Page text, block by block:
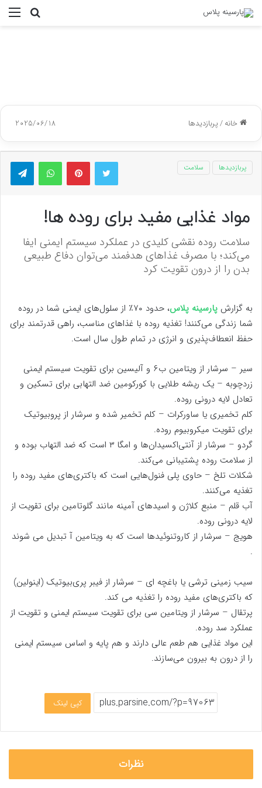
جستجو
خانه/پربازدیدها 2025/06/18
توییتر پینتریستواتس آپ
پربازدیدها سلامت
مواد غذایی مفید برای روده ها!
سلامت روده نقشی کلیدی در عملکرد سیستم ایمنی ایفا
می‌کند؛ با مصرف غذاهای هدفمند می‌توان دفاع طبیعی
بدن را از درون تقویت کرد
به گزارش پارسینه پلاس
، حدود ۷۰٪ از سلول‌های ایمنی شما در روده
شما زندگی می‌کنند! تغذیه روده با غذاهای مناسب، راهی قدرتمند برای
حفظ انعطاف‌پذیری و انرژی در تمام طول سال است.
سیر – سرشار از ویتامین ب۶ و آلیسین برای تقویت سیستم ایمنی
زردچوبه – یک ریشه طلایی با کورکومین ضد التهابی برای تسکین و
تعادل لایه درونی روده.
کلم تخمیری یا ساورکرات – کلم تخمیر شده و سرشار از پروبیوتیک
برای تقویت میکروبیوم روده.
گردو – سرشار از آنتی‌اکسیدان‌ها و امگا ۳ است که ضد التهاب بوده و
از سلامت روده پشتیبانی می‌کند.
شکلات تلخ – حاوی پلی فنول‌هایی است که باکتری‌های مفید روده را
تغذیه می‌کنند.
آب قلم – منبع کلاژن و اسیدهای آمینه مانند گلوتامین برای تقویت از
لایه درونی روده.
هویج – سرشار از کاروتنوئیدها است که به ویتامین آ تبدیل می شوند
.
سیب زمینی ترشی یا باغچه ای – سرشار از فیبر پری‌بیوتیک (اینولین)
که باکتری‌های مفید روده را تغذیه می کند.
پرتقال – سرشار از ویتامین سی برای تقویت سیستم ایمنی و تقویت از
عملکرد سد روده.
این مواد غذایی هم طعم عالی دارند و هم پایه و اساس سیستم ایمنی
را از درون به بیرون می‌سازند.
کپی لینک
نظرات